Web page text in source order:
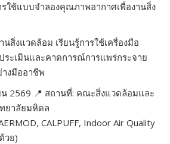
ใช้แบบจำลองคุณภาพอากาศเพื่องานสิ่ง
สิ่งแวดล้อม เรียนรู้การใช้เครื่องมือ
ระเมินและคาดการณ์การแพร่กระจาย
งมืออาชีพ
2569 📍 สถานที่: คณะสิ่งแวดล้อมและ
ยาลัยมหิดล
CALPUFF, Indoor Air Quality
วย)